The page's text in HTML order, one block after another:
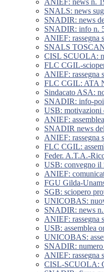
ANIEF: news n.
SNALS: news
SNADIR: news
SNADIR: info n.
ANIEF: rassegna
SNALS
CISL SCUOLA:
FLC CGIL-
ANIEF: rassegna
FLC CGIL: ATA
Sindacato ASA:
SNADIR: info-
USB: motivazioni
ANIEF:
SNADIR news
ANIEF: rassegna
FLC CGIL:
Feder. A.T.A.-
USB: convegno il
ANIEF:
FGU Gilda-
SGB: sciopero
UNICOBAS:
SNADIR: news
ANIEF: rassegna
USB: assemblea
UNICOBAS:
SNADIR:
ANIEF: rassegna
CISL-SCUOLA: